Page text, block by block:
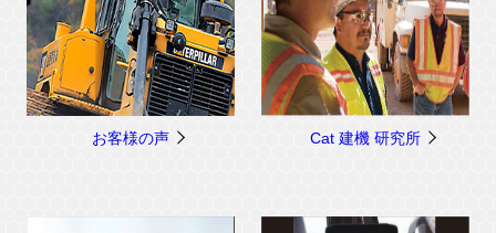
お客様の声 Cat 建機 研究所